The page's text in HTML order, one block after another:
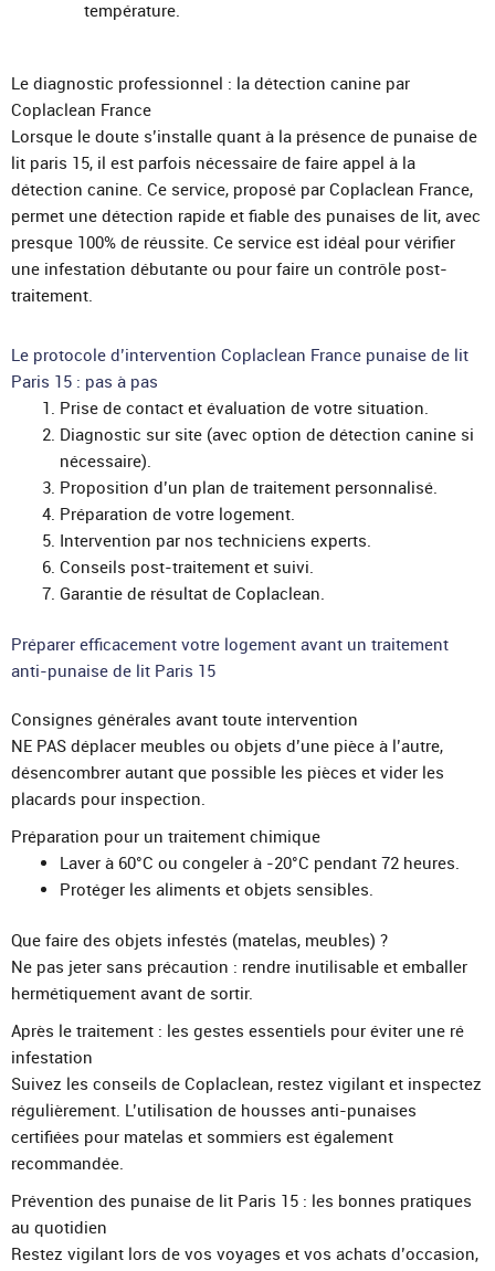
température.
Le diagnostic professionnel : la détection canine par
Coplaclean France
Lorsque le doute s’installe quant à la présence de punaise de
lit paris 15, il est parfois nécessaire de faire appel à la
détection canine. Ce service, proposé par Coplaclean France,
permet une détection rapide et fiable des punaises de lit, avec
presque 100% de réussite. Ce service est idéal pour vérifier
une infestation débutante ou pour faire un contrôle post-
traitement.
Le protocole d’intervention Coplaclean France punaise de lit
Paris 15 : pas à pas
Prise de contact et évaluation de votre situation.
Diagnostic sur site (avec option de détection canine si
nécessaire).
Proposition d’un plan de traitement personnalisé.
Préparation de votre logement.
Intervention par nos techniciens experts.
Conseils post-traitement et suivi.
Garantie de résultat de Coplaclean.
Préparer efficacement votre logement avant un traitement
anti-punaise de lit Paris 15
Consignes générales avant toute intervention
NE PAS déplacer meubles ou objets d’une pièce à l’autre,
désencombrer autant que possible les pièces et vider les
placards pour inspection.
Préparation pour un traitement chimique
Laver à 60°C ou congeler à -20°C pendant 72 heures.
Protéger les aliments et objets sensibles.
Que faire des objets infestés (matelas, meubles) ?
Ne pas jeter sans précaution : rendre inutilisable et emballer
hermétiquement avant de sortir.
Après le traitement : les gestes essentiels pour éviter une ré
infestation
Suivez les conseils de Coplaclean, restez vigilant et inspectez
régulièrement. L’utilisation de housses anti-punaises
certifiées pour matelas et sommiers est également
recommandée.
Prévention des punaise de lit Paris 15 : les bonnes pratiques
au quotidien
Restez vigilant lors de vos voyages et vos achats d’occasion,